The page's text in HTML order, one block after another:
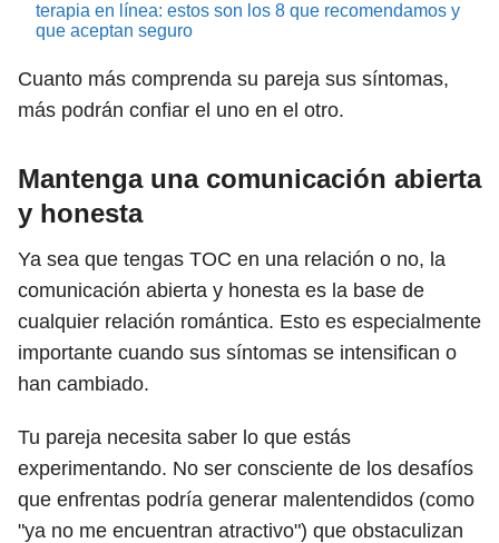
terapia en línea: estos son los 8 que recomendamos y
que aceptan seguro
Cuanto más comprenda su pareja sus síntomas,
más podrán confiar el uno en el otro.
Mantenga una comunicación abierta
y honesta
Ya sea que tengas TOC en una relación o no, la
comunicación abierta y honesta es la base de
cualquier relación romántica. Esto es especialmente
importante cuando sus síntomas se intensifican o
han cambiado.
Tu pareja necesita saber lo que estás
experimentando. No ser consciente de los desafíos
que enfrentas podría generar malentendidos (como
"ya no me encuentran atractivo") que obstaculizan